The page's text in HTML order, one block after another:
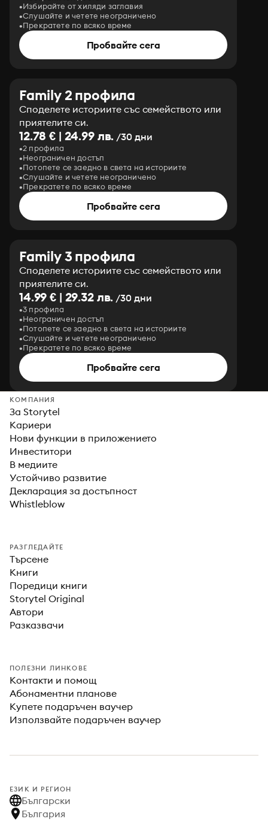
Избирайте от хиляди заглавия
Слушайте и четете неограничено
Прекратете по всяко време
Пробвайте сега
Family 2 профила
Споделете историите със семейството или
приятелите си.
12.78 € | 24.99 лв. /30 дни
2 профила
Неограничен достъп
Потопете се заедно в света на историите
Слушайте и четете неограничено
Прекратете по всяко време
Пробвайте сега
Family 3 профила
Споделете историите със семейството или
приятелите си.
14.99 € | 29.32 лв. /30 дни
3 профила
Неограничен достъп
Потопете се заедно в света на историите
Слушайте и четете неограничено
Прекратете по всяко време
Пробвайте сега
КОМПАНИЯ
За Storytel
Кариери
Нови функции в приложението
Инвеститори
В медиите
Устойчиво развитие
Декларация за достъпност
Whistleblow
РАЗГЛЕДАЙТЕ
Търсене
Книги
Поредици книги
Storytel Original
Автори
Разказвачи
ПОЛЕЗНИ ЛИНКОВЕ
Контакти и помощ
Абонаментни планове
Купете подаръчен ваучер
Използвайте подаръчен ваучер
ЕЗИК И РЕГИОН
Български
България